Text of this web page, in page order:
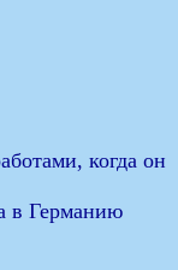
когда он
в Германию